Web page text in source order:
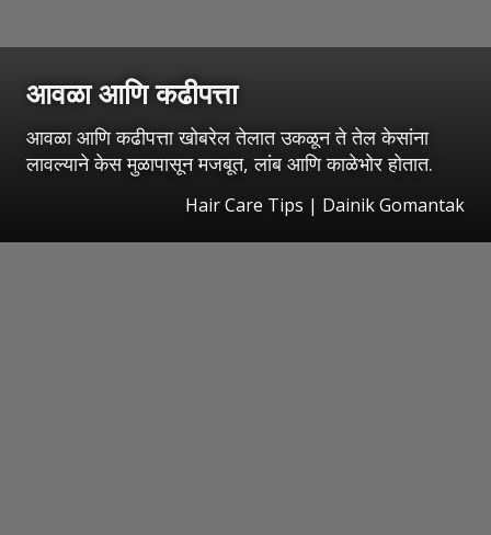
आवळा आणि कढीपत्ता
आवळा आणि कढीपत्ता खोबरेल तेलात उकळून ते तेल केसांना
लावल्याने केस मुळापासून मजबूत, लांब आणि काळेभोर होतात.
Hair Care Tips | Dainik Gomantak